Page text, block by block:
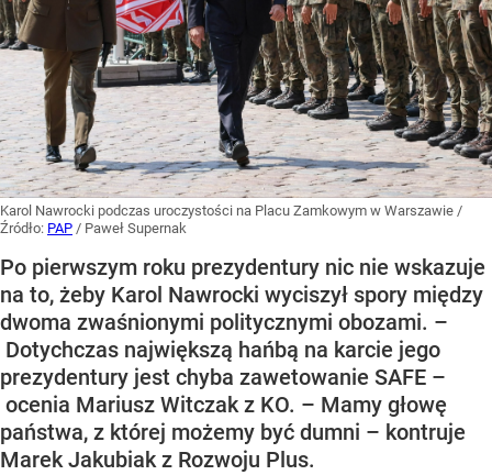
Karol Nawrocki podczas uroczystości na Placu Zamkowym w Warszawie /
Źródło: PAP / Paweł Supernak
Po pierwszym roku prezydentury nic nie wskazuje
na to, żeby Karol Nawrocki wyciszył spory między
dwoma zwaśnionymi politycznymi obozami. –
Dotychczas największą hańbą na karcie jego
prezydentury jest chyba zawetowanie SAFE –
ocenia Mariusz Witczak z KO. – Mamy głowę
państwa, z której możemy być dumni – kontruje
Marek Jakubiak z Rozwoju Plus.